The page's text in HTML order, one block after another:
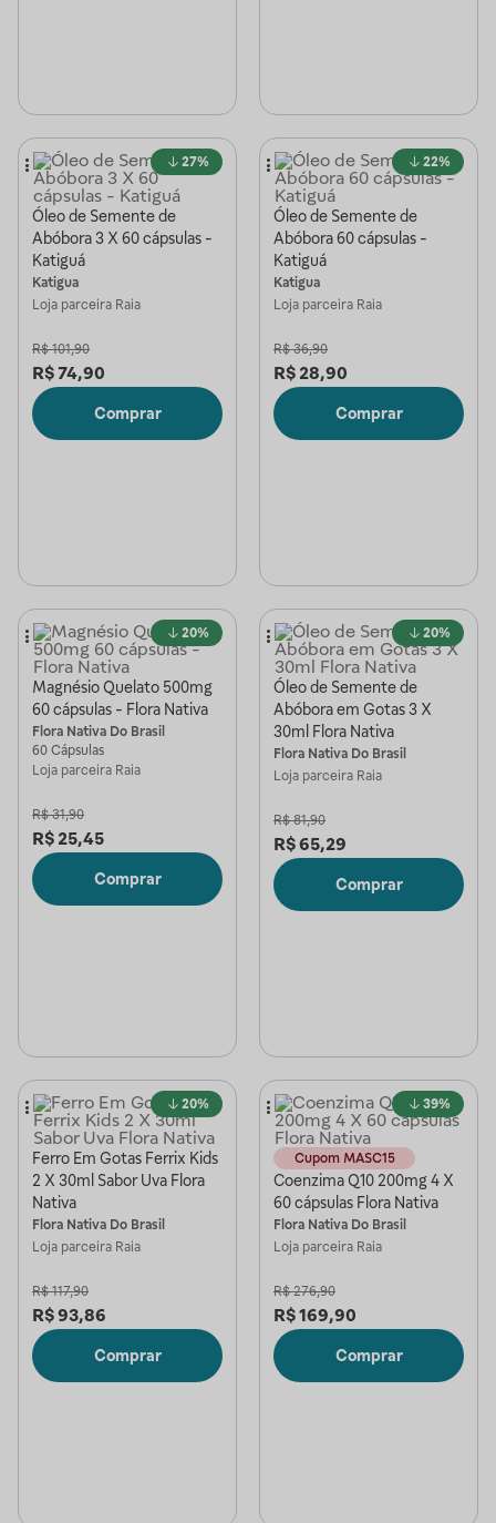
27%
Óleo de Semente de
Abóbora 3 X 60 cápsulas -
Katiguá
Katigua
Loja parceira Raia
R$ 101,90
R$74,90
Comprar
22%
Óleo de Semente de
Abóbora 60 cápsulas -
Katiguá
Katigua
Loja parceira Raia
R$ 36,90
R$ 28,90
Comprar
20%
Magnésio Quelato 500mg
60 cápsulas - Flora Nativa
Flora Nativa Do Brasil
60 Cápsulas
Loja parceira Raia
R$ 31,90
R$ 25,45
Comprar
20%
Óleo de Semente de
Abóbora em Gotas 3 X
30ml Flora Nativa
Flora Nativa Do Brasil
Loja parceira Raia
R$ 81,90
R$65,29
Comprar
20%
Ferro Em Gotas Ferrix Kids
2 X 30ml Sabor Uva Flora
Nativa
Flora Nativa Do Brasil
Loja parceira Raia
R$ 117,90
R$93,86
Comprar
39%
Cupom MASC15
Coenzima Q10 200mg 4 X
60 cápsulas Flora Nativa
Flora Nativa Do Brasil
Loja parceira Raia
R$ 276,90
R$169,90
Comprar